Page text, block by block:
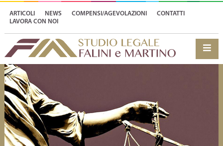
ARTICOLI NEWS COMPENSI/AGEVOLAZIONI
CONTATTI
LAVORA CON NOI